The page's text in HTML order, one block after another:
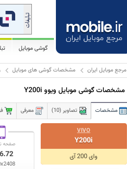
گوشی موبایل
مرجع موبایل ایران مشخصات گوشی های موبایل
مشخصات گوشی موبایل ویوو Y200i
مشخصات تصاویر (10) معرفی
VIVO
Y200i
وای 200 آی
صفحه
6.72